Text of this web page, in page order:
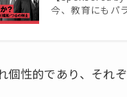
今、教育にもパ
個性的であり、それ